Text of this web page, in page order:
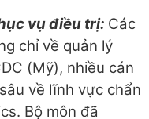
vụ điều trị: Các
chỉ về quản lý
(Mỹ), nhiều cán
về lĩnh vực chẩn
Bộ môn đã